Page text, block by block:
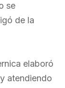
se
de la
elaboró
atendiendo